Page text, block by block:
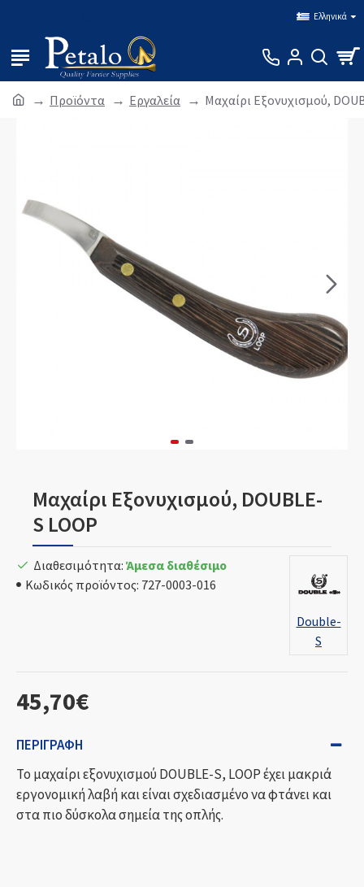
Ελληνικά
Προϊόντα Εργαλεία Μαχαίρι Εξονυχισμού,
Μαχαίρι Εξονυχισμού, DOUBLE-
S LOOP
45,70€
Διαθεσιμότητα: Άμεσα διαθέσιμο
Κωδικός προϊόντος: 727-0003-016
Double-
S
ΠΕΡΙΓΡΑΦΉ
Το μαχαίρι εξονυχισμού DOUBLE-S, LOOP έχει μακριά
εργονομική λαβή και είναι σχεδιασμένο να φτάνει και
στα πιο δύσκολα σημεία της οπλής.